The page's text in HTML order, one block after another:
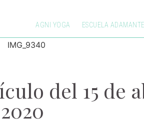
AGNI YOGA ESCUELA
del 15 de
2020